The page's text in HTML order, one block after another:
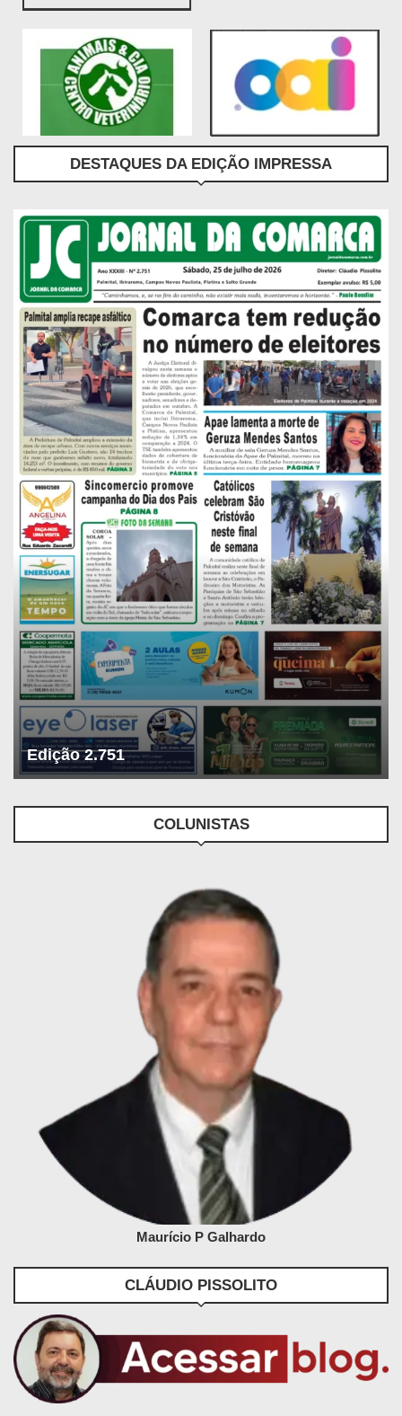
DESTAQUES DA EDIÇÃO IMPRESSA
Edição 2.751
COLUNISTAS
Maurício P Galhardo
CLÁUDIO PISSOLITO